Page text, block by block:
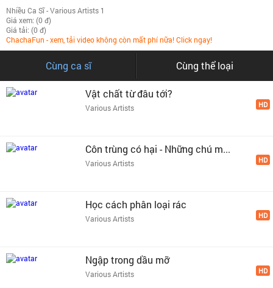
Nhiều Ca Sĩ - Various Artists 1
Giá xem: (0 đ)
Giá tải: (0 đ)
ChachaFun - xem, tải video không còn mất phí nữa! Click ngay!
Cùng ca sĩ Cùng thể loại
Vật chất từ đâu tới?
Various Artists HD
Côn trùng có hại - Những chú m...
Various Artists HD
Học cách phân loại rác
Various Artists HD
Ngập trong dầu mỡ
Various Artists HD